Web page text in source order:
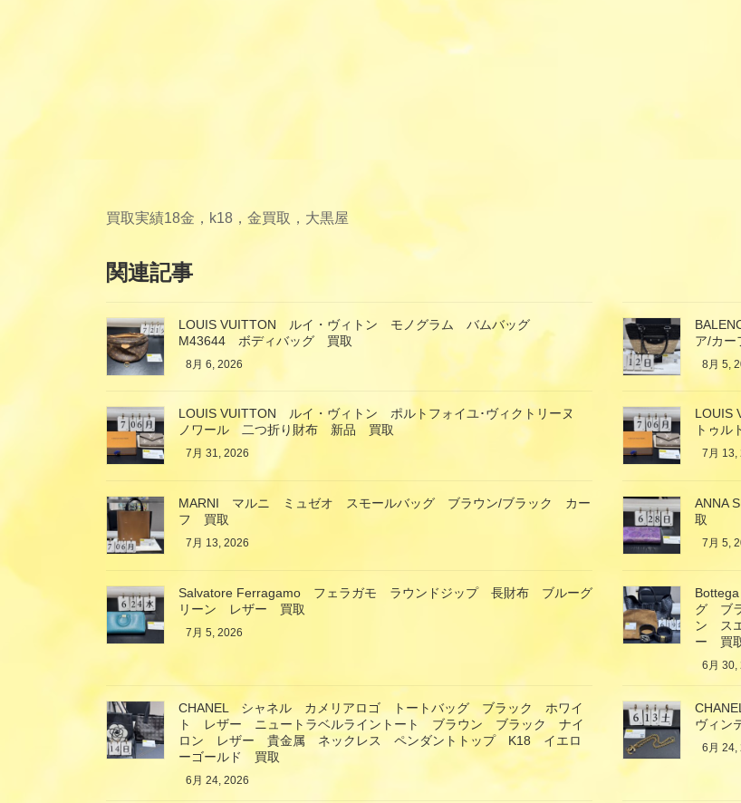
買取実績18金，k18，金買取，大黒屋
関連記事
LOUIS VUITTON ルイ・ヴィトン モノグラム バムバッグ
M43644 ボディバッグ 買取
8月 6, 2026
ア/カ
8月 5,
LOUIS VUITTON ルイ・ヴィトン ポルトフォイユ･ヴィクトリーヌ
ノワール 二つ折り財布 新品 買取
7月 31, 2026
LOUIS
トゥ
7月 13,
MARNI マルニ ミュゼオ スモールバッグ ブラウン/ブラック カー
フ 買取
7月 13, 2026
ANNA
取
7月 5,
Salvatore Ferragamo フェラガモ ラウンドジップ 長財布 ブルーグ
リーン レザー 買取
7月 5, 2026
グ ブ
ン ス
ー 買
6月 30,
CHANEL シャネル カメリアロゴ トートバッグ ブラック ホワイ
ト レザー ニュートラベルライントート ブラウン ブラック ナイ
ロン レザー 貴金属 ネックレス ペンダントトップ K18 イエロ
ーゴールド 買取
6月 24, 2026
ヴィン
6月 24,